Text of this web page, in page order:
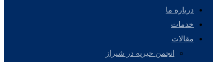
درباره ما
خدمات
مقالات
انجمن خیریه در شیراز